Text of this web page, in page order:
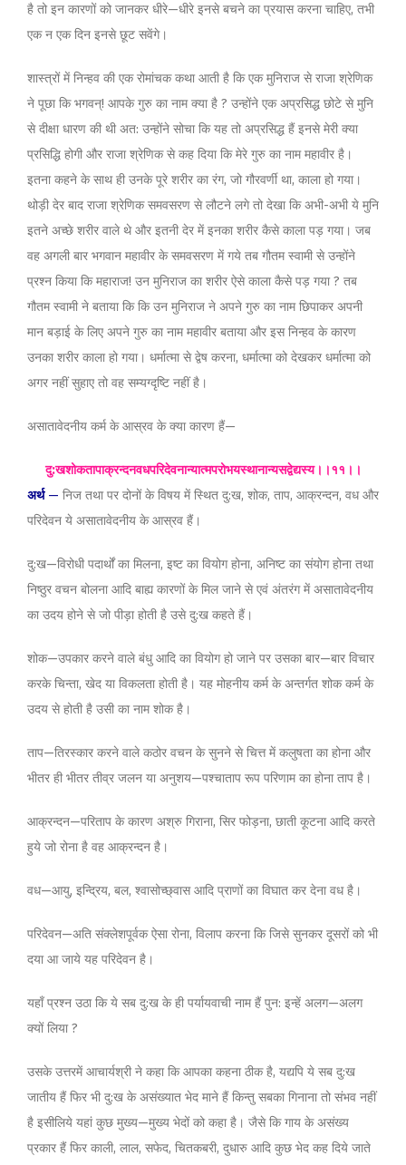
है तो इन कारणों को जानकर धीरे—धीरे इनसे बचने का प्रयास करना चाहिए, तभी
एक न एक दिन इनसे छूट सवेंगे।
शास्त्रों में निन्हव की एक रोमांचक कथा आती है कि एक मुनिराज से राजा श्रेणिक
ने पूछा कि भगवन्! आपके गुरु का नाम क्या है ? उन्होंने एक अप्रसिद्ध छोटे से मुनि
से दीक्षा धारण की थी अत: उन्होंने सोचा कि यह तो अप्रसिद्ध हैं इनसे मेरी क्या
प्रसिद्धि होगी और राजा श्रेणिक से कह दिया कि मेरे गुरु का नाम महावीर है।
इतना कहने के साथ ही उनके पूरे शरीर का रंग, जो गौरवर्णी था, काला हो गया।
थोड़ी देर बाद राजा श्रेणिक समवसरण से लौटने लगे तो देखा कि अभी-अभी ये मुनि
इतने अच्छे शरीर वाले थे और इतनी देर में इनका शरीर कैसे काला पड़ गया। जब
वह अगली बार भगवान महावीर के समवसरण में गये तब गौतम स्वामी से उन्होंने
प्रश्न किया कि महाराज! उन मुनिराज का शरीर ऐसे काला कैसे पड़ गया ? तब
गौतम स्वामी ने बताया कि कि उन मुनिराज ने अपने गुरु का नाम छिपाकर अपनी
मान बड़ाई के लिए अपने गुरु का नाम महावीर बताया और इस निन्हव के कारण
उनका शरीर काला हो गया। धर्मात्मा से द्वेष करना, धर्मात्मा को देखकर धर्मात्मा को
अगर नहीं सुहाए तो वह सम्यग्दृष्टि नहीं है।
असातावेदनीय कर्म के आस्रव के क्या कारण हैं—
दु:खशोकतापाक्रन्दनवधपरिदेवनान्यात्मपरोभयस्थानान्यसद्वेद्यस्य।।११।।
अर्थ— निज तथा पर दोनों के विषय में स्थित दु:ख, शोक, ताप, आक्रन्दन, वध और
परिदेवन ये असातावेदनीय के आस्रव हैं।
दु:ख—विरोधी पदार्थों का मिलना, इष्ट का वियोग होना, अनिष्ट का संयोग होना तथा
निष्ठुर वचन बोलना आदि बाह्य कारणों के मिल जाने से एवं अंतरंग में असातावेदनीय
का उदय होने से जो पीड़ा होती है उसे दु:ख कहते हैं।
शोक—उपकार करने वाले बंधु आदि का वियोग हो जाने पर उसका बार—बार विचार
करके चिन्ता, खेद या विकलता होती है। यह मोहनीय कर्म के अन्तर्गत शोक कर्म के
उदय से होती है उसी का नाम शोक है।
ताप—तिरस्कार करने वाले कठोर वचन के सुनने से चित्त में कलुषता का होना और
भीतर ही भीतर तीव्र जलन या अनुशय—पश्चाताप रूप परिणाम का होना ताप है।
आक्रन्दन—परिताप के कारण अश्रु गिराना, सिर फोड़ना, छाती कूटना आदि करते
हुये जो रोना है वह आक्रन्दन है।
वध—आयु, इन्द्रिय, बल, श्वासोच्छ्वास आदि प्राणों का विघात कर देना वध है।
परिदेवन—अति संक्लेशपूर्वक ऐसा रोना, विलाप करना कि जिसे सुनकर दूसरों को भी
दया आ जाये यह परिदेवन है।
यहाँ प्रश्न उठा कि ये सब दु:ख के ही पर्यायवाची नाम हैं पुन: इन्हें अलग—अलग
क्यों लिया ?
उसके उत्तरमें आचार्यश्री ने कहा कि आपका कहना ठीक है, यद्यपि ये सब दु:ख
जातीय हैं फिर भी दु:ख के असंख्यात भेद माने हैं किन्तु सबका गिनाना तो संभव नहीं
है इसीलिये यहां कुछ मुख्य—मुख्य भेदों को कहा है। जैसे कि गाय के असंख्य
प्रकार हैं फिर काली, लाल, सफेद, चितकबरी, दुधारु आदि कुछ भेद कह दिये जाते